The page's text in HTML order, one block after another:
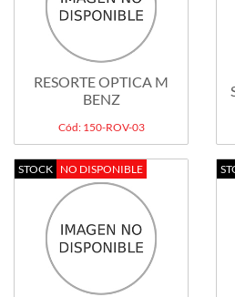
RESORTE OPTICA M
BENZ
Cód: 150-ROV-03
STOCK NO DISPONIBLE